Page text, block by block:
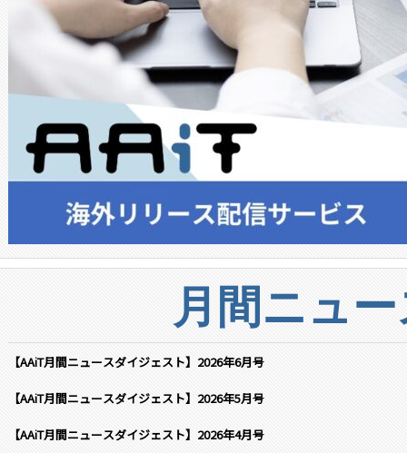
月間ニュ
【AAiT月間ニュースダイジェスト】2026年6月号
【AAiT月間ニュースダイジェスト】2026年5月号
【AAiT月間ニュースダイジェスト】2026年4月号